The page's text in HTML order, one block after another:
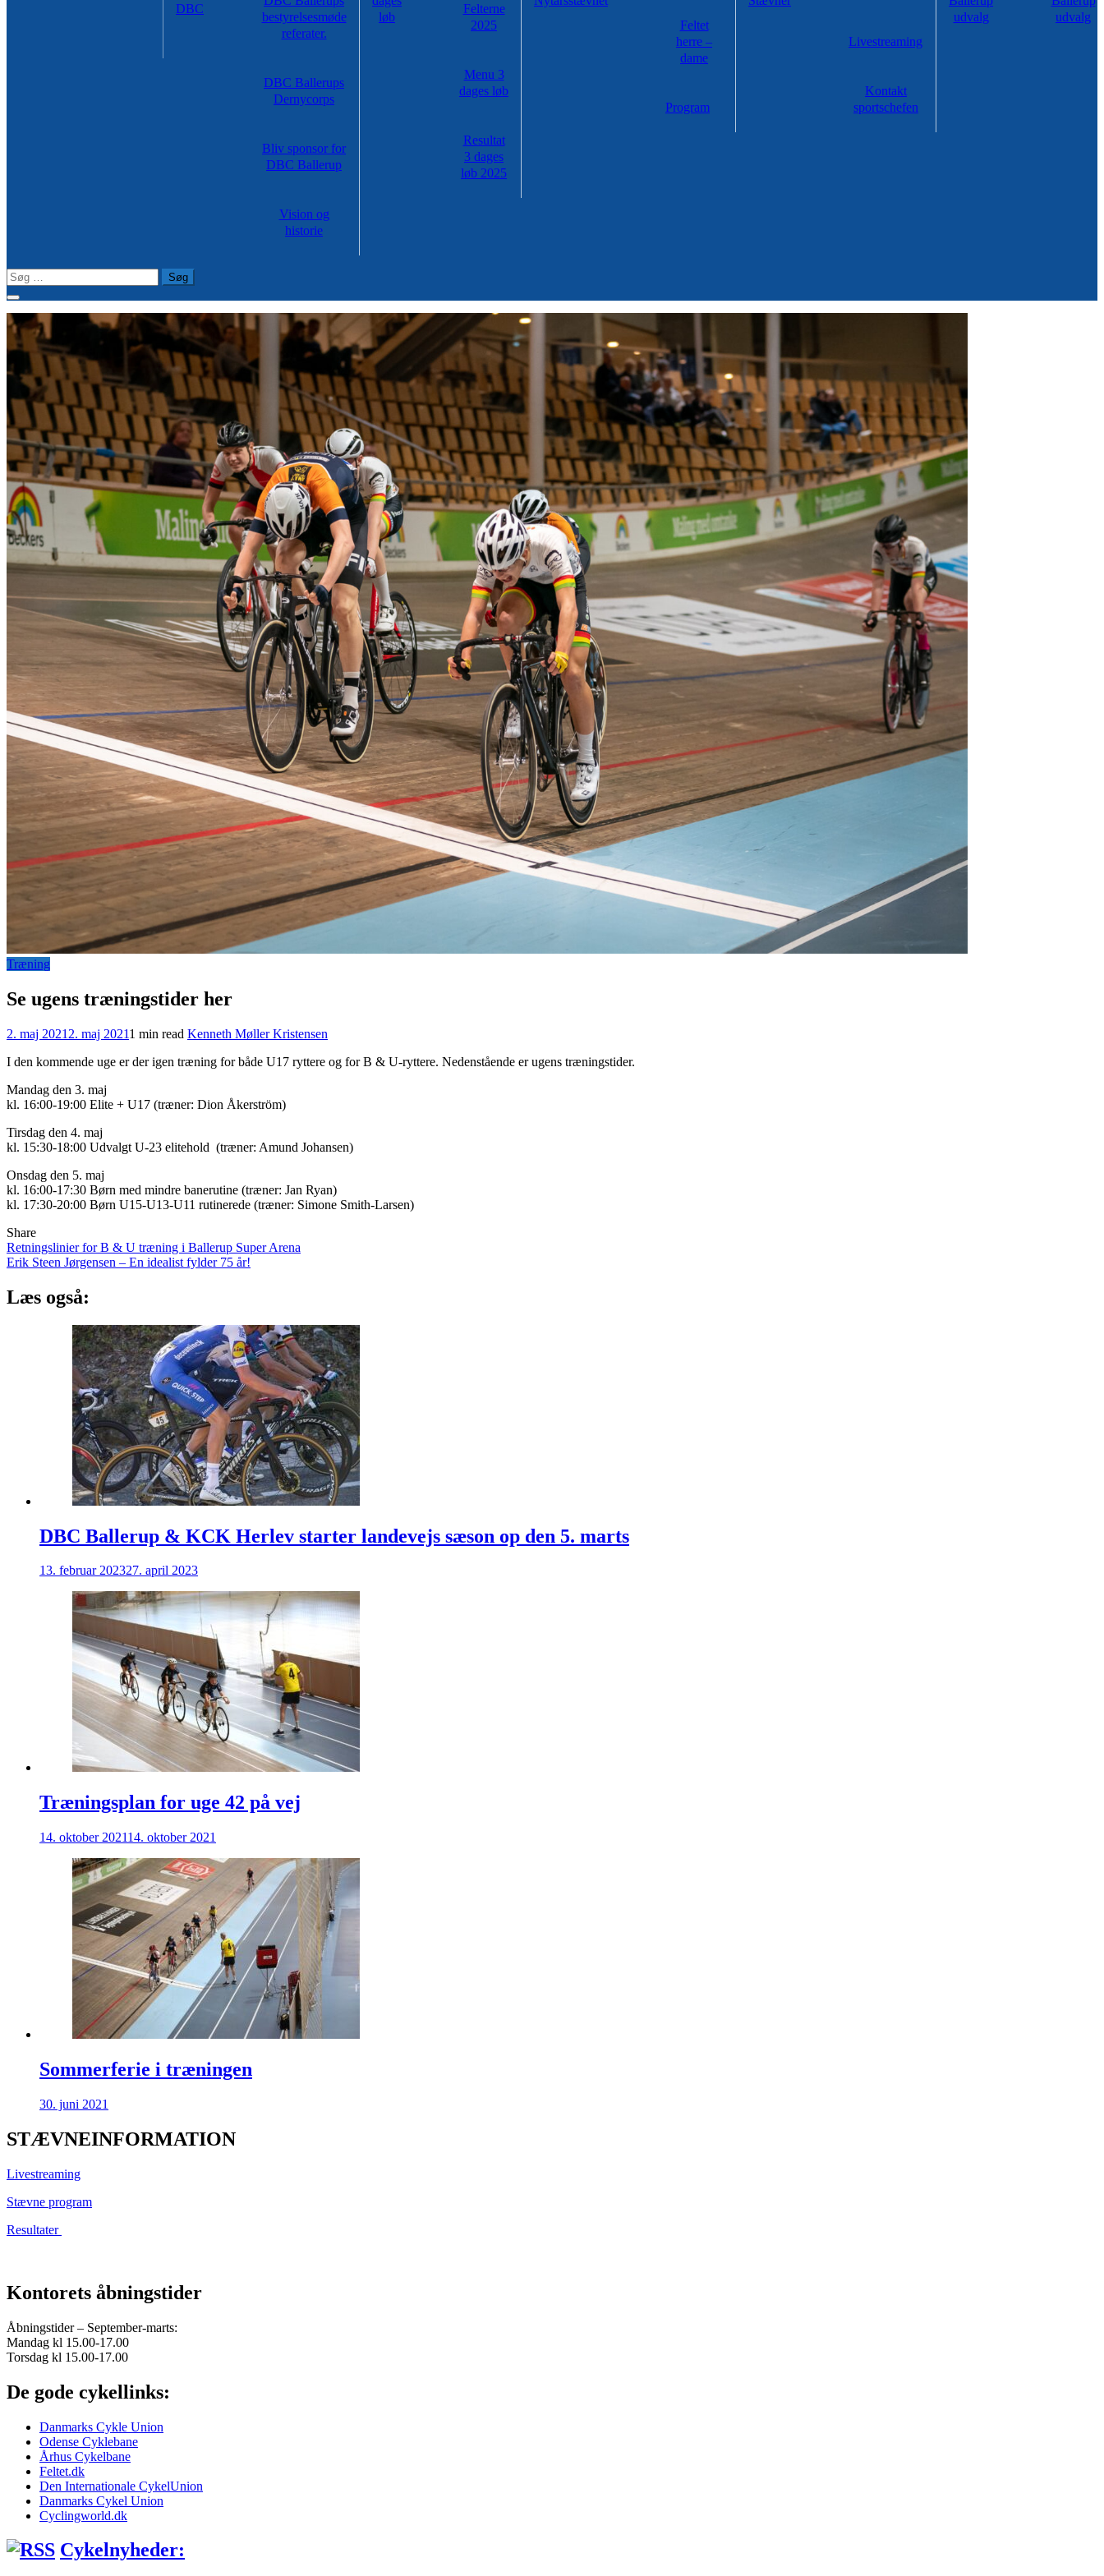
DBC
bestyrelsesmøde
referater.
DBC Ballerups
Dernycorps
Bliv sponsor for
DBC Ballerup
Vision og
historie
løb
Felterne
2025
Menu 3
dages løb
Resultat
3 dages
løb 2025
Feltet
herre –
dame
Program
Livestreaming
Kontakt
sportschefen
udvalg
udvalg
Søg
efter:
Træning
Se ugens træningstider her
2. maj 2021 2. maj 20211 min read Kenneth Møller Kristensen
I den kommende uge er der igen træning for både U17 ryttere og for B & U-ryttere. Nedenstående er ugens træningstider.
Mandag den 3. maj
kl. 16:00-19:00 Elite + U17 (træner: Dion Åkerström)
Tirsdag den 4. maj
kl. 15:30-18:00 Udvalgt U-23 elitehold (træner: Amund Johansen)
Onsdag den 5. maj
kl. 16:00-17:30 Børn med mindre banerutine (træner: Jan Ryan)
kl. 17:30-20:00 Børn U15-U13-U11 rutinerede (træner: Simone Smith-Larsen)
Share
Indlægsnavigation
Retningslinier for B & U træning i Ballerup Super Arena
Erik Steen Jørgensen – En idealist fylder 75 år!
Læs også:
DBC Ballerup & KCK Herlev starter landevejs sæson op den 5. marts
13. februar 202327. april 2023
Træningsplan for uge 42 på vej
14. oktober 202114. oktober 2021
Sommerferie i træningen
30. juni 2021
STÆVNEINFORMATION
Livestreaming
Stævne program
Resultater
Kontorets åbningstider
Åbningstider – September-marts:
Mandag kl 15.00-17.00
Torsdag kl 15.00-17.00
De gode cykellinks:
Danmarks Cykle Union
Odense Cyklebane
Århus Cykelbane
Feltet.dk
Den Internationale CykelUnion
Danmarks Cykel Union
Cyclingworld.dk
Cykelnyheder: